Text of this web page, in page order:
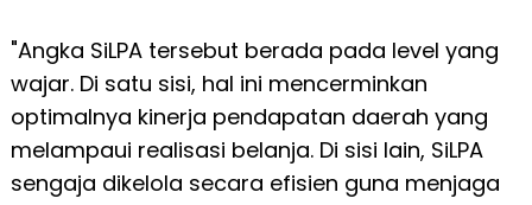
"Angka SiLPA tersebut berada pada level yang
wajar. Di satu sisi, hal ini mencerminkan
optimalnya kinerja pendapatan daerah yang
melampaui realisasi belanja. Di sisi lain, SiLPA
sengaja dikelola secara efisien guna menjaga